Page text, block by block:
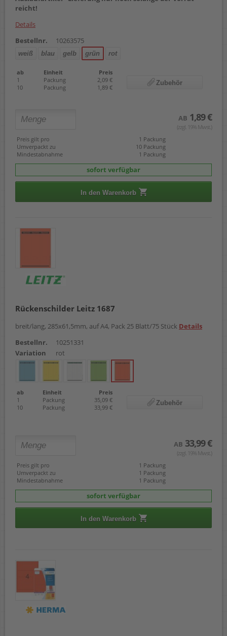
reicht!
Details
Bestellnr.
10263575
weiß blau gelb grün rot
ab Einheit
Preis
1
Packung
2,09 €
10
Packung 1,89 €
Zubehör
AB 1,89 €
(zzgl. 19% Mwst.)
Preis gilt pro
1 Packung
Umverpackt zu
10 Packung
Mindestabnahme
1 Packung
sofort verfügbar
In den Warenkorb
Rückenschilder Leitz 1687
breit/lang, 285x61,5mm, auf A4, Pack 25 Blatt/75 Stück Details
Bestellnr.
10251331
Variation
rot
ab Einheit
Preis
1
Packung
35,09 €
10
Packung 33,99 €
Zubehör
AB 33,99 €
(zzgl. 19% Mwst.)
Preis gilt pro
1 Packung
Umverpackt zu
1 Packung
Mindestabnahme
1 Packung
sofort verfügbar
In den Warenkorb